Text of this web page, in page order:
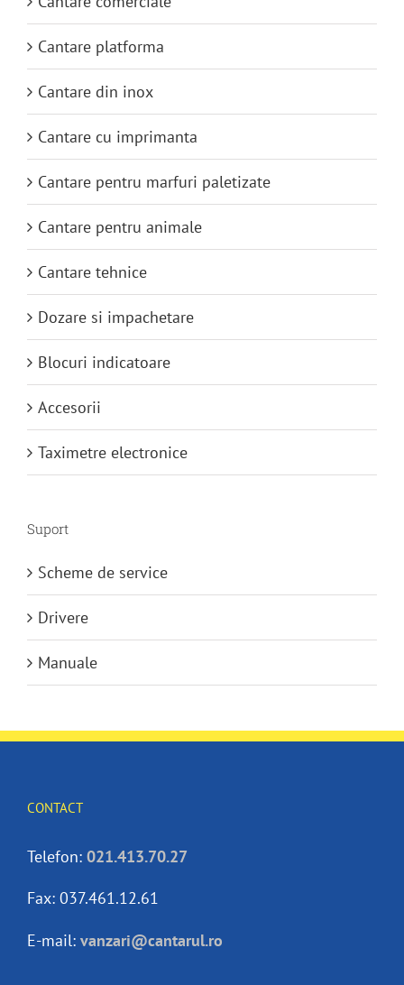
Cantare platforma
Cantare din inox
Cantare cu imprimanta
Cantare pentru marfuri paletizate
Cantare pentru animale
Cantare tehnice
Dozare si impachetare
Blocuri indicatoare
Accesorii
Taximetre electronice
Suport
Scheme de service
Drivere
Manuale
CONTACT
Telefon: 021.413.70.27
Fax: 037.461.12.61
E-mail: vanzari@cantarul.ro